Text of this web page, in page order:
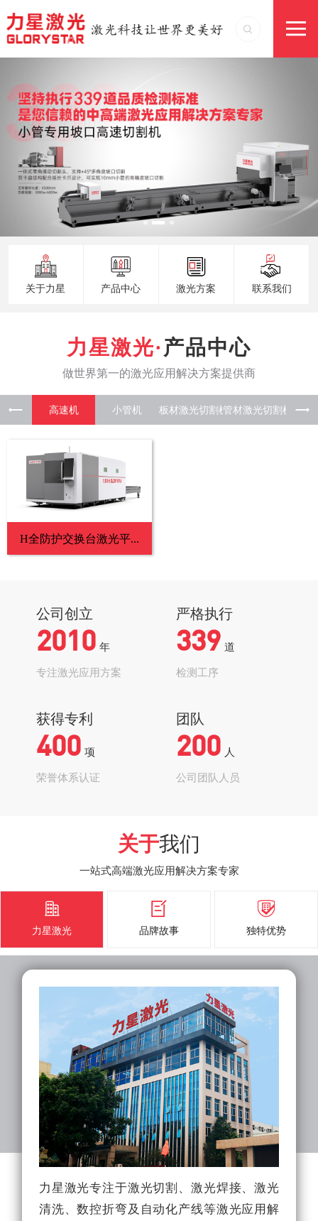
关于力星 产品中心 激光方案 联系我们
产品中心
高速机 小管机 板材激光 管材激光 板管
H全防护交换台激光平...
公司创立
2010 年
专注激光应用方案
严格执行
339 道
检测工序
获得专利
400 项
荣誉体系认证
团队
200 人
公司团队人员
关于我们
一站式高端激光应用解决方案专家

力星激光

品牌故事

独特优势
力星激光专注于激光切割、激光焊接、激光
清洗、数控折弯及自动化产线等激光应用解